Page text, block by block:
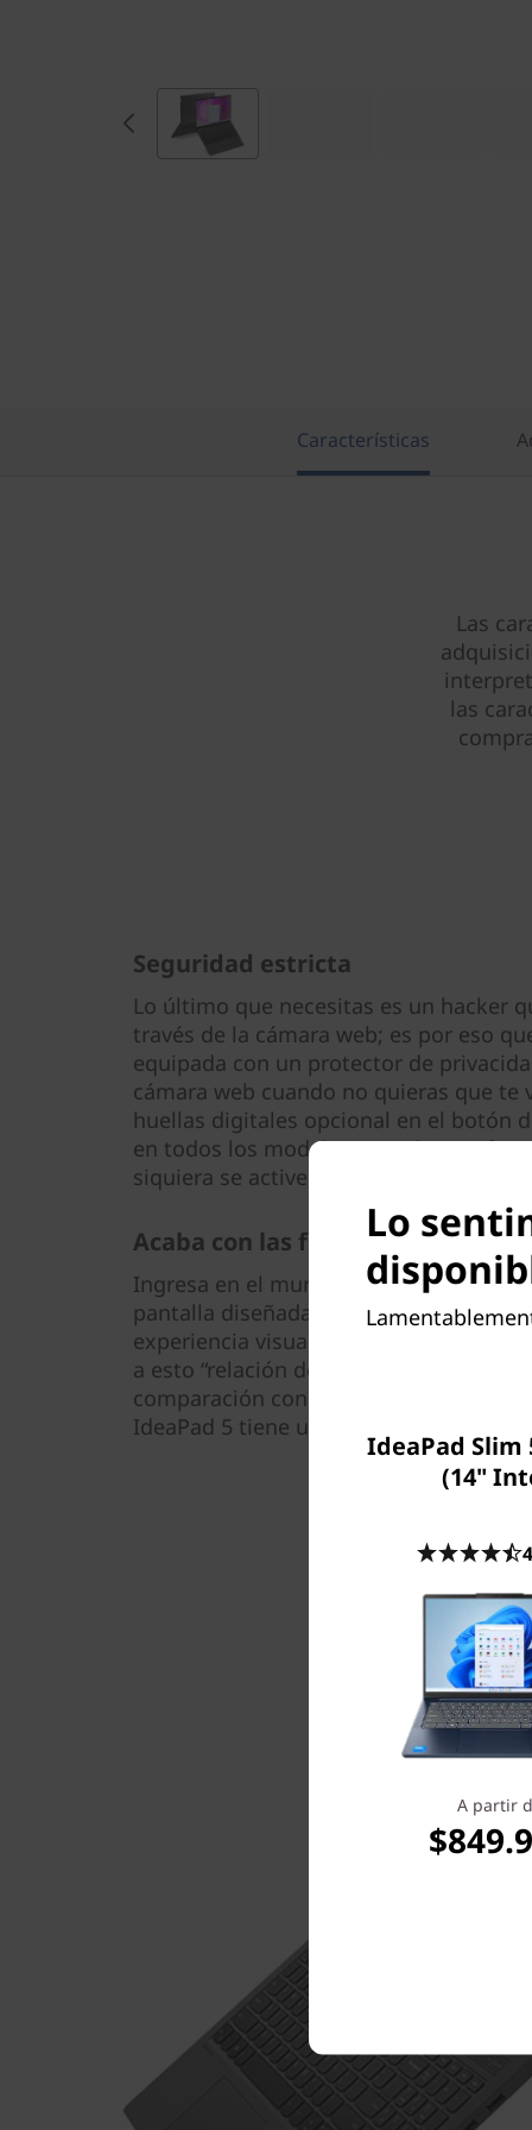
Características
Las
las
Seguridad estricta
Lo último que necesitas es un hacker
través de la cámara web; es por eso
equipada con un protector de
cámara web cuando no quieras que te
huellas digitales opcional en el botón
en todos los modelos), puedes
siquiera se active a menos que
Acaba con las fronteras
Ingresa en el mundo de tus películas
pantalla diseñada hasta el último
experiencia visual y te ofrece más por
a esto “relación de área activa” o la
comparación con el tamaño de los
IdeaPad 5 tiene una increíble relación
Lo
IdeaPad Slim
(14"
A partir